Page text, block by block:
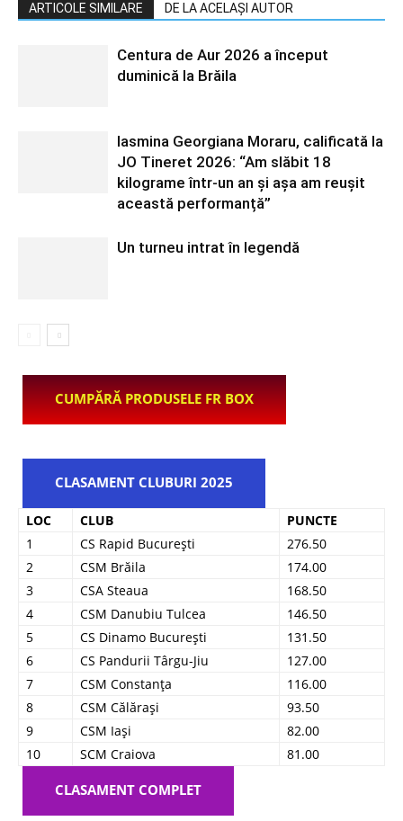
ARTICOLE SIMILARE DE LA ACELAȘI AUTOR
Centura de Aur 2026 a început
duminică la Brăila
Iasmina Georgiana Moraru, calificată la
JO Tineret 2026: “Am slăbit 18
kilograme într-un an și așa am reușit
această performanță”
Un turneu intrat în legendă
CUMPĂRĂ PRODUSELE FR BOX
CLASAMENT CLUBURI 2025
LOC CLUB
PUNCTE
1
CS Rapid București
276.50
2
CSM Brăila
174.00
3
CSA Steaua
168.50
4
CSM Danubiu Tulcea
146.50
5
CS Dinamo București
131.50
6
CS Pandurii Târgu-Jiu
127.00
7
CSM Constanța
116.00
8
CSM Călărași
93.50
9
CSM Iași
82.00
10
SCM Craiova 81.00
CLASAMENT COMPLET